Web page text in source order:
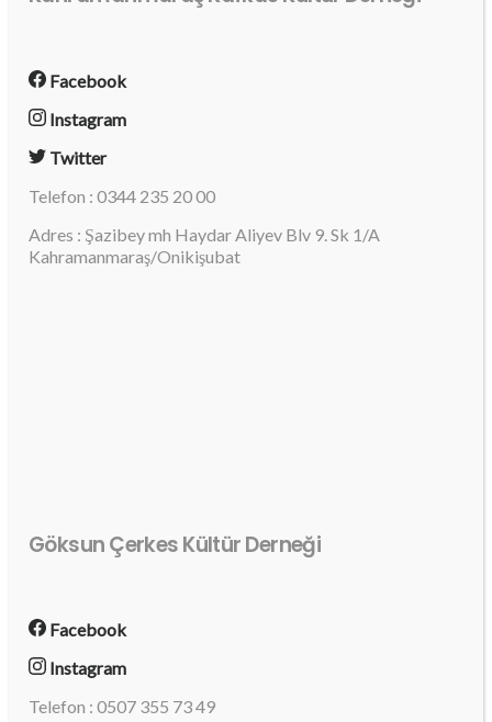
Facebook
Instagram
Twitter
Telefon : 0344 235 20 00
Adres : Şazibey mh Haydar Aliyev Blv 9. Sk 1/A
Kahramanmaraş/Onikişubat
Göksun Çerkes Kültür Derneği
Facebook
Instagram
Telefon : 0507 355 73 49